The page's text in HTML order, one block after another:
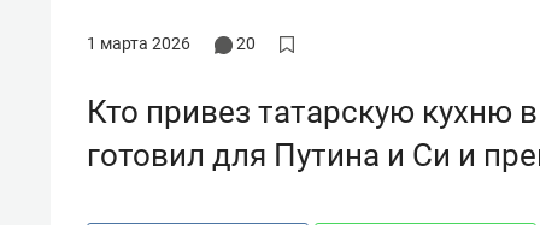
1 марта 2026 20
Кто привез татарскую кухню
готовил для Путина и Си и